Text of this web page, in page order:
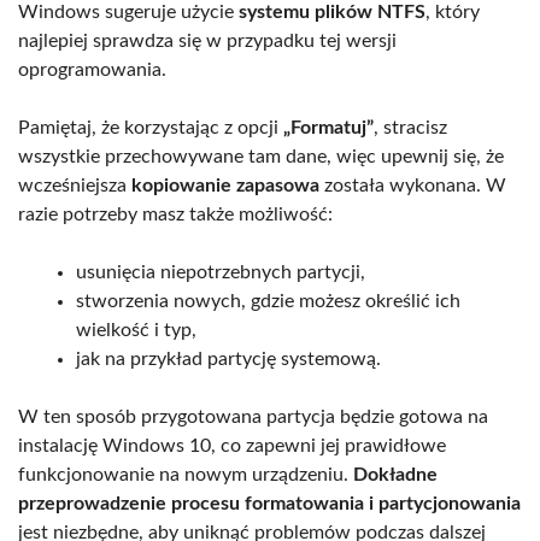
Windows sugeruje użycie systemu plików NTFS, który
najlepiej sprawdza się w przypadku tej wersji
oprogramowania.
Pamiętaj, że korzystając z opcji „Formatuj”, stracisz
wszystkie przechowywane tam dane, więc upewnij się, że
wcześniejsza kopiowanie zapasowa została wykonana. W
razie potrzeby masz także możliwość:
usunięcia niepotrzebnych partycji,
stworzenia nowych, gdzie możesz określić ich
wielkość i typ,
jak na przykład partycję systemową.
W ten sposób przygotowana partycja będzie gotowa na
instalację Windows 10, co zapewni jej prawidłowe
funkcjonowanie na nowym urządzeniu. Dokładne
przeprowadzenie procesu formatowania i partycjonowania
jest niezbędne, aby uniknąć problemów podczas dalszej